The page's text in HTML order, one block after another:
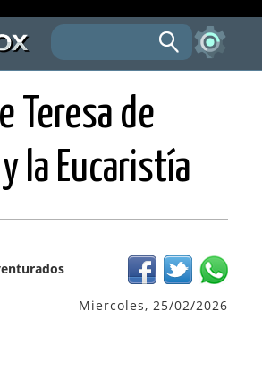
Teresa de
la Eucaristía
Miercoles, 25/02/2026